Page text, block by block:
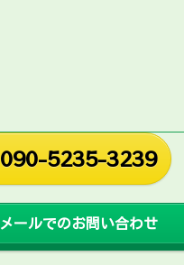
090-5235-3239
メールでのお問い合わせ